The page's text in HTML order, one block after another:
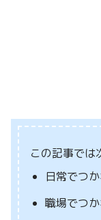
この記事では
日常でつ
職場でつ